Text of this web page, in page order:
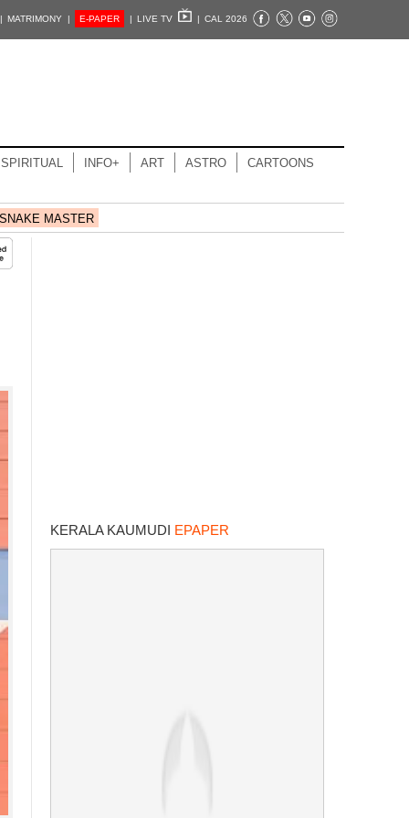
| MATRIMONY | E-PAPER | LIVE TV | CAL 2026
SPIRITUAL INFO+ ART ASTRO CARTOONS
SNAKE MASTER
KERALA KAUMUDI EPAPER